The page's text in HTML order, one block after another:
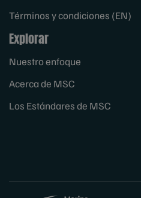
Términos y condiciones (EN)
Explorar
Nuestro enfoque
Acerca de MSC
Los Estándares de MSC